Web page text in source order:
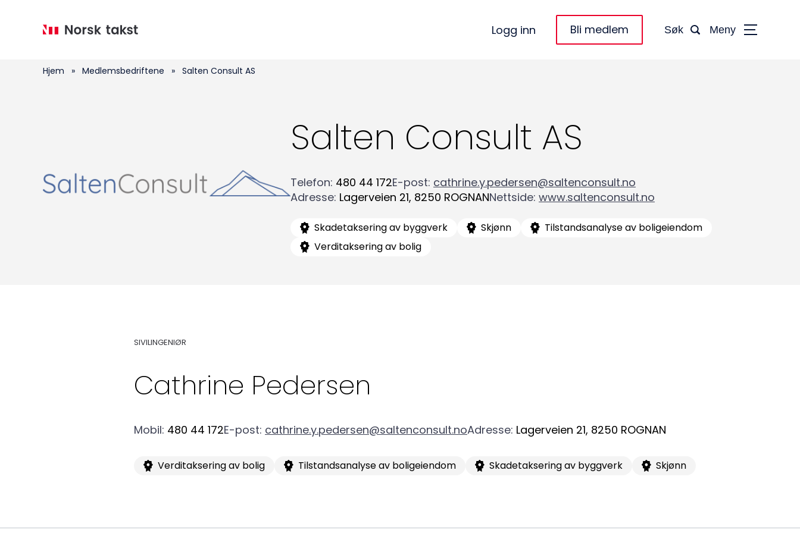
Logg inn Bli medlem Søk Meny
Kurs og konferanser
Kompetanse
Organisasjonsnummer:
Hjem » Medlemsbedriftene » Salten Consult AS
Salten Consult AS
Telefon: 480 44 172E-post: cathrine.y.pedersen@saltenconsult.no
Adresse: Lagerveien 21, 8250 ROGNANNettside: www.saltenconsult.no
Skadetaksering av byggverk Skjønn
Tilstandsanalyse av boligeiendom
Verditaksering av bolig
SIVILINGENIØR
Cathrine Pedersen
Mobil: 480 44 172E-post: cathrine.y.pedersen@saltenconsult.noAdresse: Lagerveien 21, 8250 ROGNAN
Verditaksering av bolig Tilstandsanalyse av boligeiendom Skadetaksering av byggverk Skjønn